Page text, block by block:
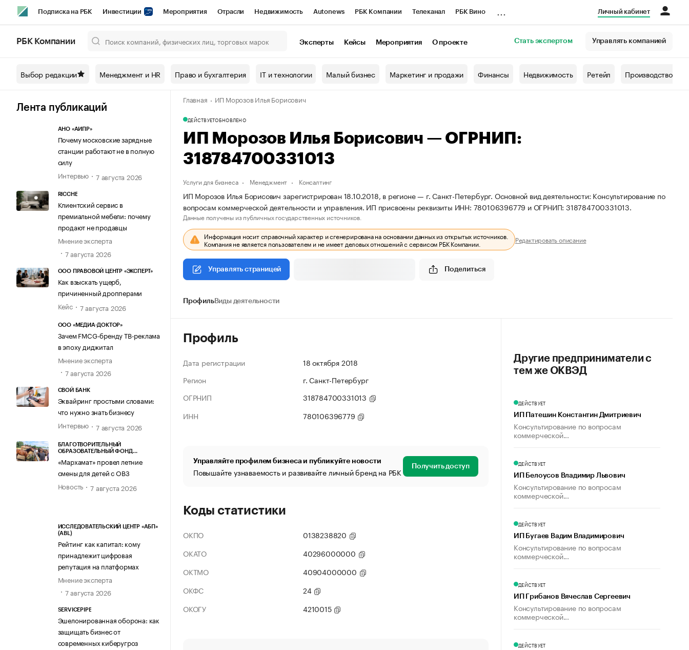
Подписка на РБК Инвестиции Мероприятия Отрасли Недвижимость Autonews РБК Компании Телеканал РБК Вино
Спецпроекты СПб Конференции СПб Спецпроекты Проверка контрагентов
Технологии и медиа Рынок наличной валюты
Личный кабинет
РБК Компании Эксперты Кейсы Мероприятия О проекте Стать экспертом Управлять компанией
Выбор редакции Менеджмент и HR Право и бухгалтерия IT и технологии Малый бизнес Маркетинг и продажи Финансы Недвижимость Ретейл Производство
Лента публикаций
АНО «АИПР»
Почему московские зарядные
станции работают не в полную
силу
Интервью
7 августа 2026
RICCHE
Клиентский сервис в
премиальной мебели: почему
продают не продавцы
Мнение эксперта
7 августа 2026
ООО ПРАВОВОЙ ЦЕНТР «ЭКСПЕРТ»
Как взыскать ущерб,
причиненный дропперами
Кейс
7 августа 2026
ООО «МЕДИА-ДОКТОР»
Зачем FMCG-бренду ТВ-реклама
в эпоху диджитал
Мнение эксперта
7 августа 2026
СВОЙ БАНК
Эквайринг простыми словами:
что нужно знать бизнесу
Интервью
7 августа 2026
БЛАГОТВОРИТЕЛЬНЫЙ
ОБРАЗОВАТЕЛЬНЫЙ ФОНД
«Мархамат» провел летние
смены для детей с ОВЗ
Новость
7 августа 2026
ИССЛЕДОВАТЕЛЬСКИЙ ЦЕНТР «АБП»
(ABL)
Рейтинг как капитал: кому
принадлежит цифровая
репутация на платформах
Мнение эксперта
7 августа 2026
SERVICEPIPE
Эшелонированная оборона: как
защищать бизнес от
современных киберугроз
Главная ИП Морозов Илья Борисович
ДЕЙСТВУЕТОБНОВЛЕНО
ИП Морозов Илья Борисович — ОГРНИП:
318784700331013
Услуги для бизнеса Менеджмент Консалтинг
ИП Морозов Илья Борисович зарегистрирован 18.10.2018, в регионе — г. Санкт-Петербург. Основной вид деятельности: Консультирование по
вопросам коммерческой деятельности и управления. ИП присвоены реквизиты ИНН: 780106396779 и ОГРНИП: 318784700331013.
Данные получены из публичных государственных источников.
Информация носит справочный характер и сгенерирована на основании данных из открытых источников.
Компания не является пользователем и не имеет деловых отношений с сервисом РБК Компании. Редактировать описание
Управлять страницей Поделиться
ПрофильВиды деятельности
Профиль
Дата регистрации
18 октября 2018
Регион
г. Санкт-Петербург
ОГРНИП
318784700331013
ИНН
780106396779
Управляйте профилем бизнеса и публикуйте новости
Повышайте узнаваемость и развивайте личный бренд на РБК Получить доступ
Коды статистики
ОКПО
0138238820
ОКАТО
40296000000
ОКТМО
40904000000
ОКФС
24
ОКОГУ
4210015
Другие предприниматели с
тем же ОКВЭД
ДЕЙСТВУЕТ
ИП Патешин Константин Дмитриевич
Консультирование по вопросам
коммерческой...
ДЕЙСТВУЕТ
ИП Белоусов Владимир Львович
Консультирование по вопросам
коммерческой...
ДЕЙСТВУЕТ
ИП Бугаев Вадим Владимирович
Консультирование по вопросам
коммерческой...
ДЕЙСТВУЕТ
ИП Грибанов Вячеслав Сергеевич
Консультирование по вопросам
коммерческой...
ДЕЙСТВУЕТ